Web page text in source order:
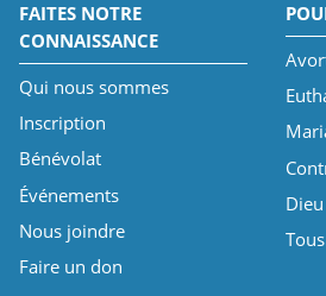
FAITES NOTRE
CONNAISSANCE
Qui nous sommes
Inscription
Bénévolat
Événements
Nous joindre
Faire un don